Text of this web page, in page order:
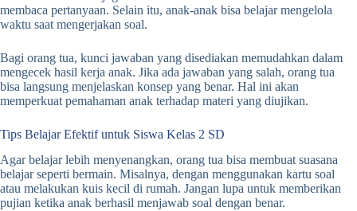
membaca pertanyaan. Selain itu, anak-anak bisa belajar mengelola
waktu saat mengerjakan soal.
Bagi orang tua, kunci jawaban yang disediakan memudahkan dalam
mengecek hasil kerja anak. Jika ada jawaban yang salah, orang tua
bisa langsung menjelaskan konsep yang benar. Hal ini akan
memperkuat pemahaman anak terhadap materi yang diujikan.
Tips Belajar Efektif untuk Siswa Kelas 2 SD
Agar belajar lebih menyenangkan, orang tua bisa membuat suasana
belajar seperti bermain. Misalnya, dengan menggunakan kartu soal
atau melakukan kuis kecil di rumah. Jangan lupa untuk memberikan
pujian ketika anak berhasil menjawab soal dengan benar.